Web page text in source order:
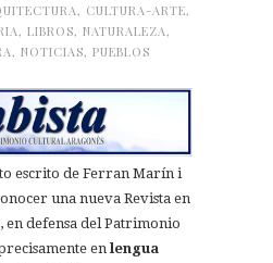
, CULTURA-ARTE,
, LIBROS, NATURALEZA,
, NOTICIAS, PUEBLOS
escrito de Ferran Marín i
una nueva Revista en
defensa del Patrimonio
en lengua